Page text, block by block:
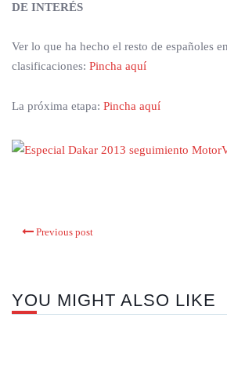
DE INTERÉS
Ver lo que ha hecho el resto de españoles
clasificaciones: Pincha aquí
La próxima etapa: Pincha aquí
Previous post
YOU MIGHT ALSO LIKE